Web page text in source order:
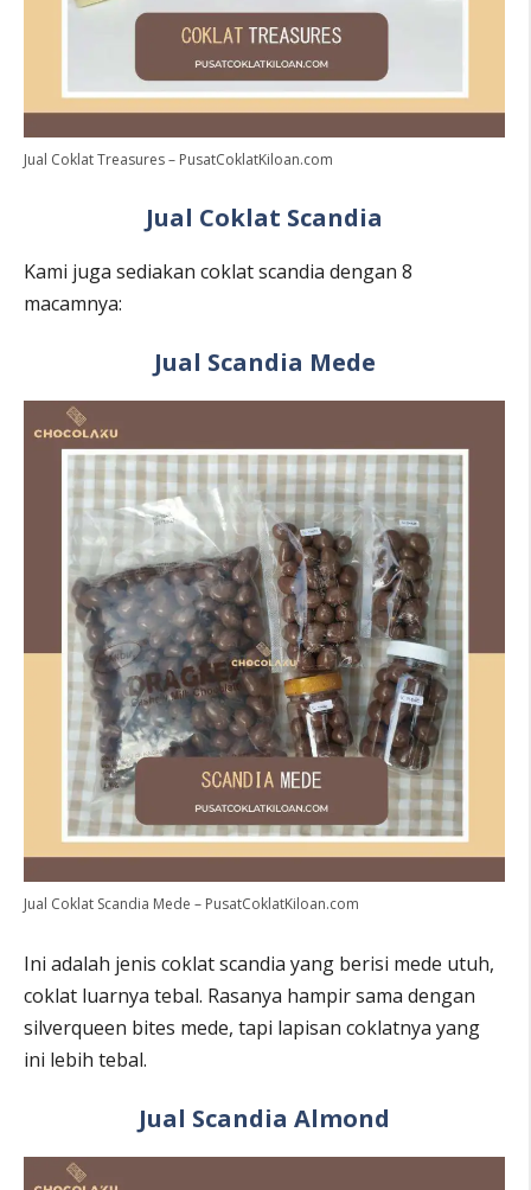
Jual Coklat Treasures – PusatCoklatKiloan.com
Jual Coklat Scandia
Kami juga sediakan coklat scandia dengan 8
macamnya:
Jual Scandia Mede
Jual Coklat Scandia Mede – PusatCoklatKiloan.com
Ini adalah jenis coklat scandia yang berisi mede utuh,
coklat luarnya tebal. Rasanya hampir sama dengan
silverqueen bites mede, tapi lapisan coklatnya yang
ini lebih tebal.
Jual Scandia Almond